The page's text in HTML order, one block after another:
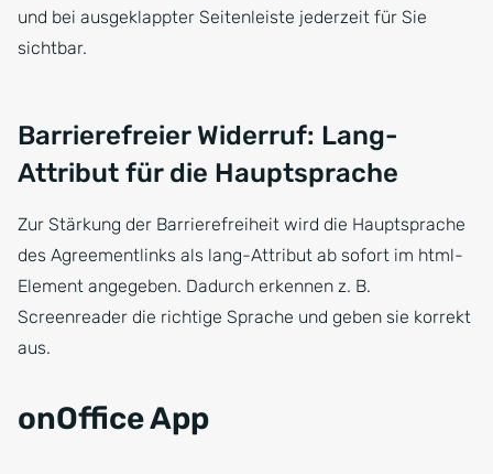
und bei ausgeklappter Seitenleiste jederzeit für Sie
sichtbar.
Barrierefreier Widerruf: Lang-
Attribut für die Hauptsprache
Zur Stärkung der Barrierefreiheit wird die Hauptsprache
des Agreementlinks als lang-Attribut ab sofort im html-
Element angegeben. Dadurch erkennen z. B.
Screenreader die richtige Sprache und geben sie korrekt
aus.
onOffice App